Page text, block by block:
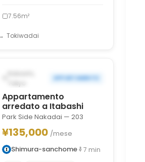
7.56m²
Tokiwadai
POSSIBILMENTE DAL DEC 21,
APPARTAMENTO
Appartamento
arredato a Itabashi
Park Side Nakadai — 203
¥135,000 /mese
Shimura-sanchome
7 min